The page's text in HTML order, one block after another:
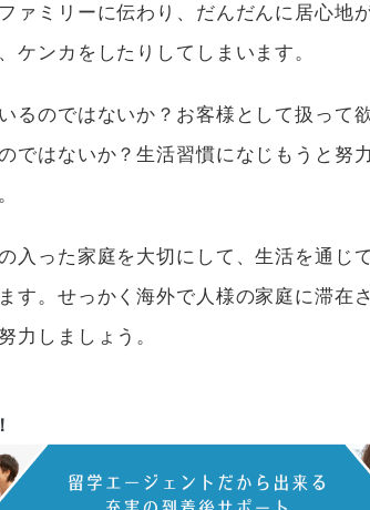
ァミリーに伝わり、だんだんに居心地
ケンカをしたりしてしまいます。
るのではないか？お客様として扱って
ではないか？生活習慣になじもうと努
入った家庭を大切にして、生活を通じ
す。せっかく海外で人様の家庭に滞在
力しましょう。